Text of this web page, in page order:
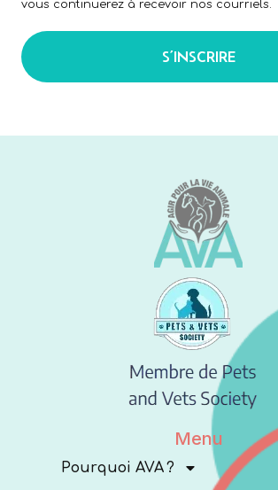
vous continuerez à recevoir nos courriels.
S’INSCRIRE
Menu
Pourquoi AVA ?